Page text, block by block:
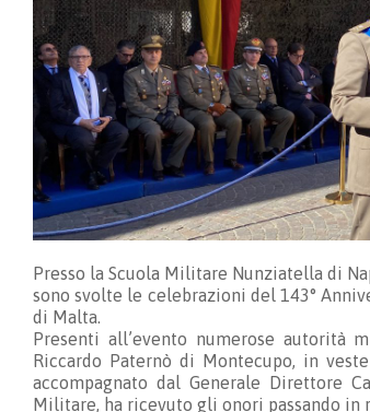
Presso la Scuola Militare Nunziatella di
sono svolte le celebrazioni del 143°
di Malta.
Presenti all’evento numerose
Riccardo Paternò di Montecupo, in
accompagnato dal Generale Direttore
Militare, ha ricevuto gli onori passando in